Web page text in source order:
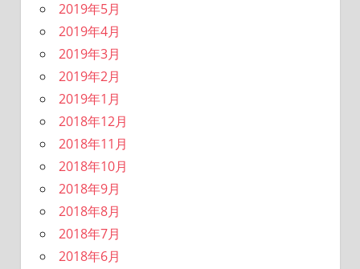
2019年5月
2019年4月
2019年3月
2019年2月
2019年1月
2018年12月
2018年11月
2018年10月
2018年9月
2018年8月
2018年7月
2018年6月